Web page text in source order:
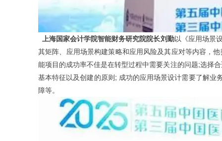
上海国家会计学院智能财务研究院院长刘勤以《应用场景
其矩阵、应用场景构建策略和应用风险及其应对等内容，
能项目的成功率不佳是在转型过程中需要关注的问题;选择
基本特征以及创建的原则 ; 成功的应用场景设计需要了解业
障等。